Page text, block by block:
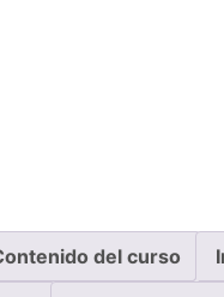
del curso